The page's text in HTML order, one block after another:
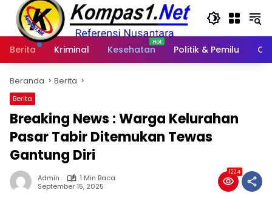
Langsung
konten
Berita
Kriminal Kesehatan Politik & Pemilu
Beranda Berita
Berita
Breaking News : Warga Kelurahan
Pasar Tabir Ditemukan Tewas
Gantung Diri
Admin
1 Min Baca
September 15, 2025
1224